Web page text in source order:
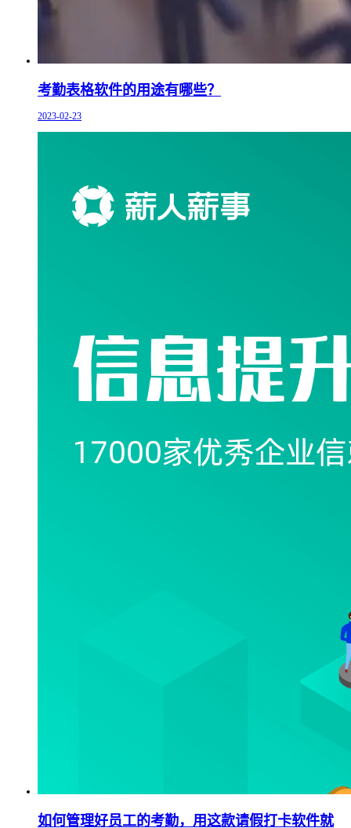
考勤表格软件的用途有哪些？
2023-02-23
如何管理好员工的考勤，用这款请假打卡软件就